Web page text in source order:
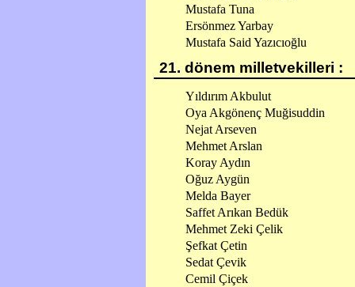
Mustafa Tuna
Ersönmez Yarbay
Mustafa Said Yazıcıoğlu
21. dönem milletvekilleri :
Yıldırım Akbulut
Oya Akgönenç Muğisuddin
Nejat Arseven
Mehmet Arslan
Koray Aydın
Oğuz Aygün
Melda Bayer
Saffet Arıkan Bedük
Mehmet Zeki Çelik
Şefkat Çetin
Sedat Çevik
Cemil Çiçek